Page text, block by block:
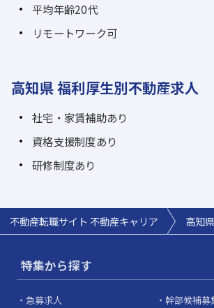
平均年齢20代
リモートワーク可
高知県 福利厚生別不動産求人
社宅・家賃補助あり
資格支援制度あり
研修制度あり
不動産転職サイト 不動産キャリア 高知
特集から探す
急募求人
幹部候補募